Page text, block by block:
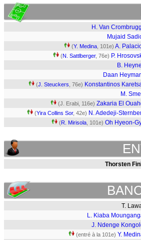
H. Van
Mujaid
(Y. Medina , 101e) A.
(N. Sattlberger, 76e) P.
B.
Daan
(J. Steuckers , 76e) Konstantinos
M.
(J. Erabi, 116e) Zakaria El
(Yira Collins Sor, 42e) N. Adedeji-
(R. Mirisola , 101e) Oh Hyeon-
Thorsten
T.
L. Kiaba
J. Ndenge
(entré à la 101e) Y.